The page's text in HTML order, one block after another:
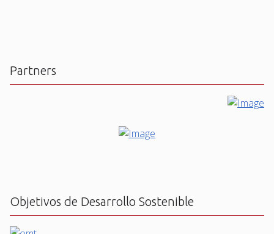
Partners
Objetivos de Desarrollo Sostenible